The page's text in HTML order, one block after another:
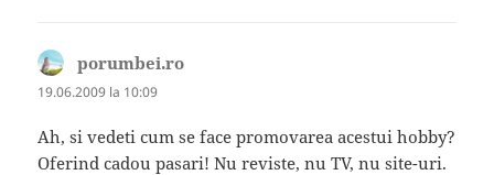
porumbei.ro
19.06.2009 la 10:09
Ah, si vedeti cum se face promovarea acestui hobby?
Oferind cadou pasari! Nu reviste, nu TV, nu site-uri.